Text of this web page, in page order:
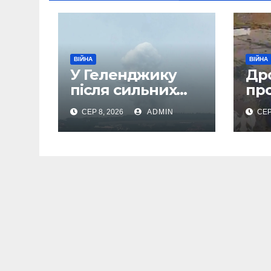
ВІЙНА
У Геленджику
після сильних
вибухів почалася
масова евакуація
СЕР 8, 2026 ADMIN
ВІЙНА